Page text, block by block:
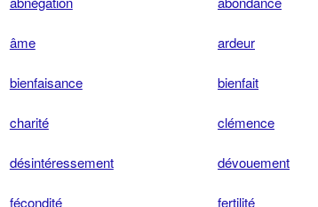
âme ardeur
bienfaisance bienfait
charité clémence
désintéressement dévouement
fécondité fertilité